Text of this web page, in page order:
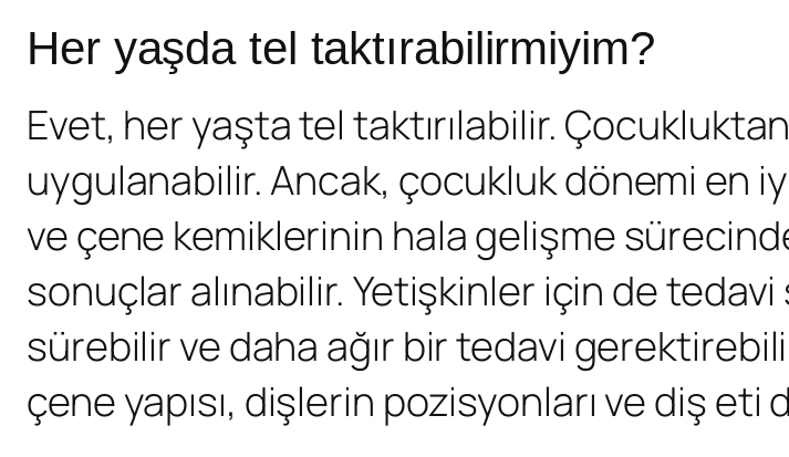
Her yaşda tel taktırabilirmiyim?
Evet, her yaşta tel taktırılabilir.
uygulanabilir. Ancak, çocukluk dönemi en
ve çene kemiklerinin hala gelişme
sonuçlar alınabilir. Yetişkinler için de
sürebilir ve daha ağır bir tedavi
çene yapısı, dişlerin pozisyonları ve diş eti